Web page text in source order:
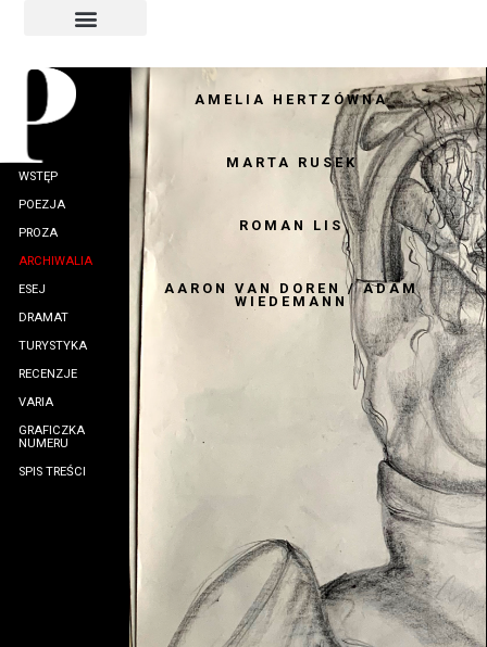
WSTĘP
POEZJA
PROZA
ARCHIWALIA
ESEJ
DRAMAT
TURYSTYKA
RECENZJE
VARIA
GRAFICZKA
NUMERU
SPIS TREŚCI
AMELIA HERTZÓWNA
MARTA RUSEK
ROMAN LIS
AARON VAN DOREN / ADAM
WIEDEMANN